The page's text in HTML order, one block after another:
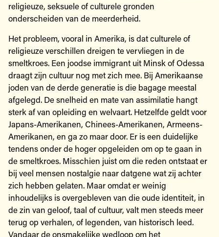
religieuze, seksuele of culturele gronden
onderscheiden van de meerderheid.
Het probleem, vooral in Amerika, is dat culturele of
religieuze verschillen dreigen te vervliegen in de
smeltkroes. Een joodse immigrant uit Minsk of Odessa
draagt zijn cultuur nog met zich mee. Bij Amerikaanse
joden van de derde generatie is die bagage meestal
afgelegd. De snelheid en mate van assimilatie hangt
sterk af van opleiding en welvaart. Hetzelfde geldt voor
Japans-Amerikanen, Chinees-Amerikanen, Armeens-
Amerikanen, en ga zo maar door. Er is een duidelijke
tendens onder de hoger opgeleiden om op te gaan in
de smeltkroes. Misschien juist om die reden ontstaat er
bij veel mensen nostalgie naar datgene wat zij achter
zich hebben gelaten. Maar omdat er weinig
inhoudelijks is overgebleven van die oude identiteit, in
de zin van geloof, taal of cultuur, valt men steeds meer
terug op verhalen, of legenden, van historisch leed.
Vandaar de onsmakelijke wedloop om het